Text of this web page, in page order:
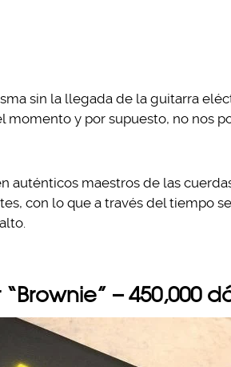
sin la llegada de la guitarra
momento y por supuesto, no nos
auténticos maestros de las
con lo que a través del tiempo
– 450,000